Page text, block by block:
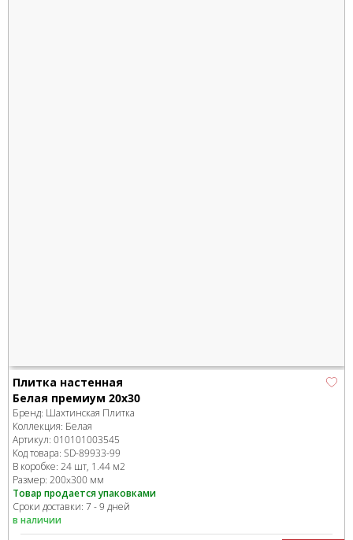
Плитка настенная
Белая премиум 20х30
Бренд: Шахтинская Плитка
Коллекция: Белая
Артикул: 010101003545
Код товара: SD-89933-99
В коробке: 24 шт, 1.44 м2
Размер: 200x300 мм
Товар продается упаковками
Сроки доставки: 7 - 9 дней
в наличии